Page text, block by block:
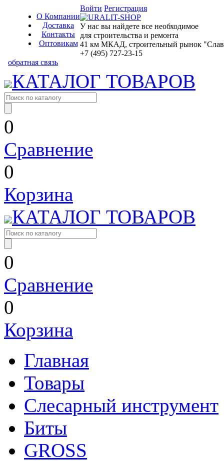
О Компании
Доставка
Контакты
Оптовикам
Войти Регистрация
У нас вы найдете все необходимое
для строительства и ремонта
41 км МКАД, строительный рынок
+7 (495) 727-23-15
обратная связь
КАТАЛОГ ТОВАРОВ
0
Сравнение
0
Корзина
КАТАЛОГ ТОВАРОВ
0
Сравнение
0
Корзина
Главная
Товары
Слесарный инструмент
Биты
GROSS